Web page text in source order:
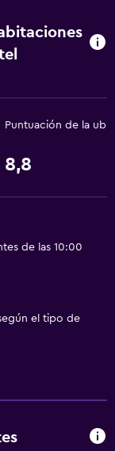
Puntuación de la
8,8
de las 10:00
el tipo de